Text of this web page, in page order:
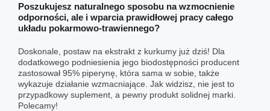
Poszukujesz naturalnego sposobu na wzmocnienie
odporności, ale i wparcia prawidłowej pracy całego
układu pokarmowo-trawiennego?
Doskonale, postaw na ekstrakt z kurkumy już dziś! Dla
dodatkowego podniesienia jego biodostępności producent
zastosował 95% piperynę, która sama w sobie, także
wykazuje działanie wzmacniające. Jak widzisz, nie jest to
przypadkowy suplement, a pewny produkt solidnej marki.
Polecamy!